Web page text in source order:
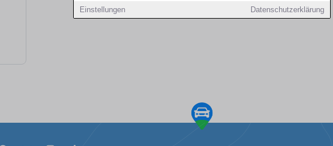
Einstellungen Datenschutzerklärung